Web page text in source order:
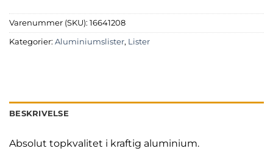
Varenummer (SKU): 16641208
Kategorier: Aluminiumslister, Lister
BESKRIVELSE
Absolut topkvalitet i kraftig aluminium.